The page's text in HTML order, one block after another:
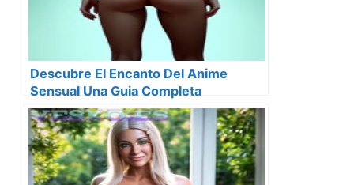
Descubre El Encanto Del Anime
Sensual Una Guia Completa